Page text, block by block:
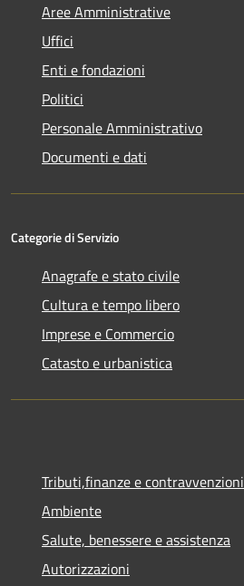
Aree Amministrative
Uffici
Enti e fondazioni
Politici
Personale Amministrativo
Documenti e dati
Categorie di Servizio
Anagrafe e stato civile
Cultura e tempo libero
Imprese e Commercio
Catasto e urbanistica
Tributi,finanze e contravvenzioni
Ambiente
Salute, benessere e assistenza
Autorizzazioni